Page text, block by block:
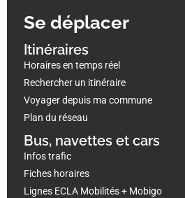
Se déplacer
Itinéraires
Horaires en temps réel
Rechercher un itinéraire
Voyager depuis ma commune
Plan du réseau
Bus, navettes et cars
Infos trafic
Fiches horaires
Lignes ECLA Mobilités + Mobigo